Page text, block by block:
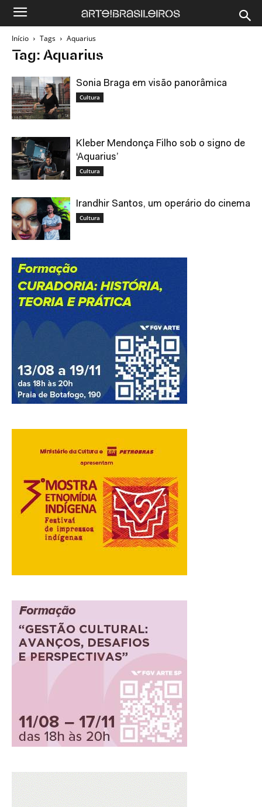
Início Tags Aquarius
Tag: Aquarius
Sonia Braga em visão panorâmica
Cultura
Kleber Mendonça Filho sob o signo de
‘Aquarius’
Cultura
Irandhir Santos, um operário do cinema
Cultura